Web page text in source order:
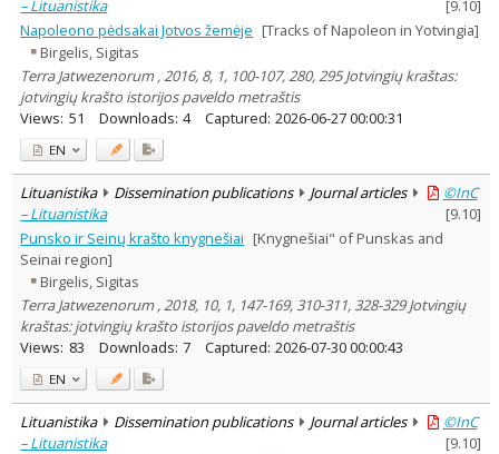
– Lituanistika [9.10]
Napoleono pėdsakai Jotvos žemėje [Tracks of Napoleon in Yotvingia]
Birgelis, Sigitas
Terra Jatwezenorum , 2016, 8, 1, 100-107, 280, 295 Jotvingių kraštas:
jotvingių krašto istorijos paveldo metraštis
Views: 51 Downloads: 4 Captured: 2026-06-27 00:00:31
EN
Lituanistika Dissemination publications Journal articles
©InC
– Lituanistika
[9.10]
Punsko ir Seinų krašto knygnešiai [Knygnešiai" of Punskas and
Seinai region]
Birgelis, Sigitas
Terra Jatwezenorum , 2018, 10, 1, 147-169, 310-311, 328-329 Jotvingių
kraštas: jotvingių krašto istorijos paveldo metraštis
Views: 83 Downloads: 7 Captured: 2026-07-30 00:00:43
EN
Lituanistika Dissemination publications Journal articles
©InC
– Lituanistika
[9.10]